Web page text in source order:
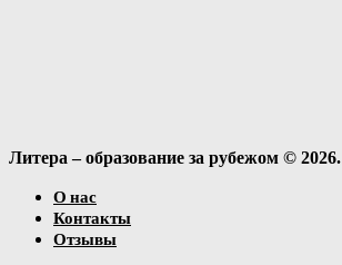
Литера – образование за рубежом © 2026.
О нас
Контакты
Отзывы